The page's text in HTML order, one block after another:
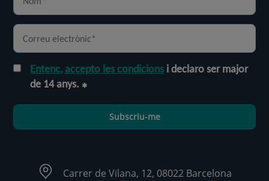
Entenc, accepto les condicions i declaro ser major
de 14 anys.
Subscriu-me
Carrer de Vilana, 12, 08022 Barcelona